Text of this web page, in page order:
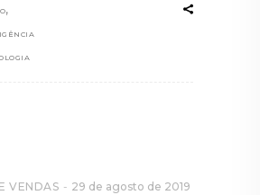
,
VENDAS 29 de agosto de 2019